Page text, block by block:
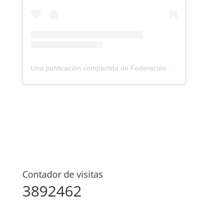
Una publicación compartida de Federación Montañismo Tenerife (@federacion_montanismo_tenerife)
Contador de visitas
3892462